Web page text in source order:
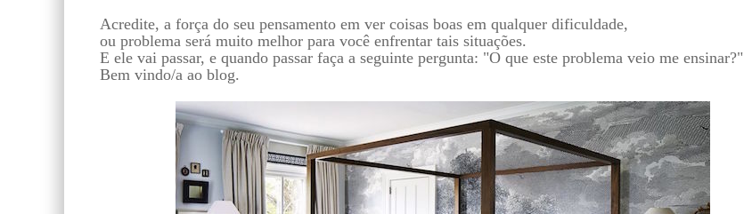
Acredite, a força do seu pensamento em ver coisas boas em qualquer dificuldade,
ou problema será muito melhor para você enfrentar tais situações.
E ele vai passar, e quando passar faça a seguinte pergunta: "O que este problema veio me ensinar?"
Bem vindo/a ao blog.